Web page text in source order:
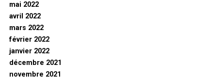
mai 2022
avril 2022
mars 2022
février 2022
janvier 2022
décembre 2021
novembre 2021